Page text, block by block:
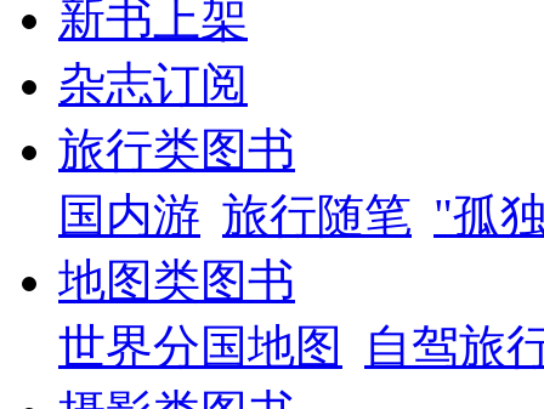
新书上架
杂志订阅
旅行类图书
国内游 旅行随笔 "孤
地图类图书
世界分国地图
自驾旅